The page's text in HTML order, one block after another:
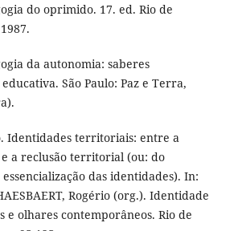
do oprimido. 17. ed. Rio de
da autonomia: saberes
São Paulo: Paz e Terra,
Identidades territoriais: entre a
a reclusão territorial (ou: do
das identidades). In:
Rogério (org.). Identidade
e olhares contemporâneos. Rio de